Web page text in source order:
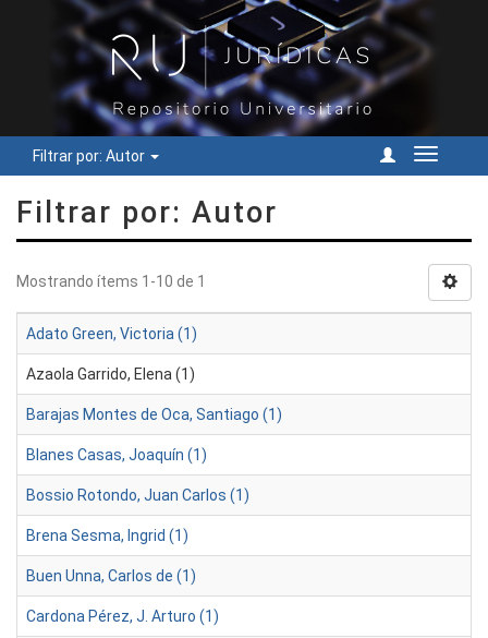
Filtrar por: Autor
Cambiar
Filtrar por: Autor
Mostrando ítems 1-10 de 1
Adato Green, Victoria (1)
Azaola Garrido, Elena (1)
Barajas Montes de Oca, Santiago (1)
Blanes Casas, Joaquín (1)
Bossio Rotondo, Juan Carlos (1)
Brena Sesma, Ingrid (1)
Buen Unna, Carlos de (1)
Cardona Pérez, J. Arturo (1)